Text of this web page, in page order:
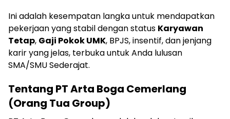
Ini adalah kesempatan langka untuk mendapatkan
pekerjaan yang stabil dengan status Karyawan
Tetap, Gaji Pokok UMK, BPJS, insentif, dan jenjang
karir yang jelas, terbuka untuk Anda lulusan
SMA/SMU Sederajat.
Tentang PT Arta Boga Cemerlang
(Orang Tua Group)